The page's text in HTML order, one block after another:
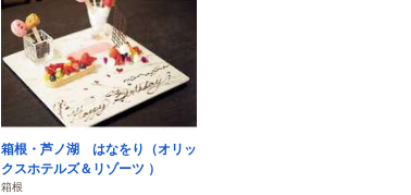
箱根・芦ノ湖 はなをり（オリッ
クスホテルズ＆リゾーツ ）
箱根